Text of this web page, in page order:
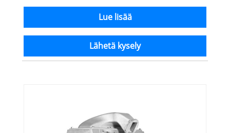
Lue lisää
Lähetä kysely